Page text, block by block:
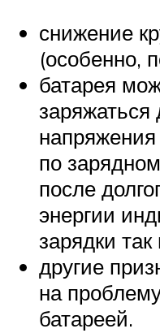
снижение
(особенно,
батарея
заряжаться
по
после
энергии
зарядки так
другие
на
батареей.